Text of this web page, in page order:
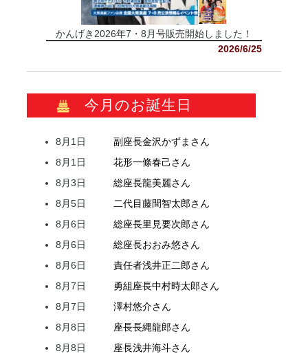
かんげき2026年7・8月号販売開始しました！
2026/6/25
今月のお誕生日
8月1日 副座長金沢かずま さん
8月1日
花形一條春己さん
8月3日
総座長龍美麗さん
8月5日
二代目藤間智太郎さん
8月6日
総座長里見要次郎さん
8月6日
総座長おおみ悠さん
8月6日
責任者浅井正二郎さん
8月7日
勇組座長中村時太郎さん
8月7日
澤村悠介さん
8月8日
座長長縄龍郎さん
8月8日
座長浅井海斗さん